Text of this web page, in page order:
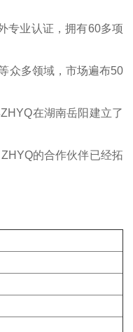
专业认证，拥有60多项
众多领域，市场遍布50
在湖南岳阳建立了
的合作伙伴已经拓